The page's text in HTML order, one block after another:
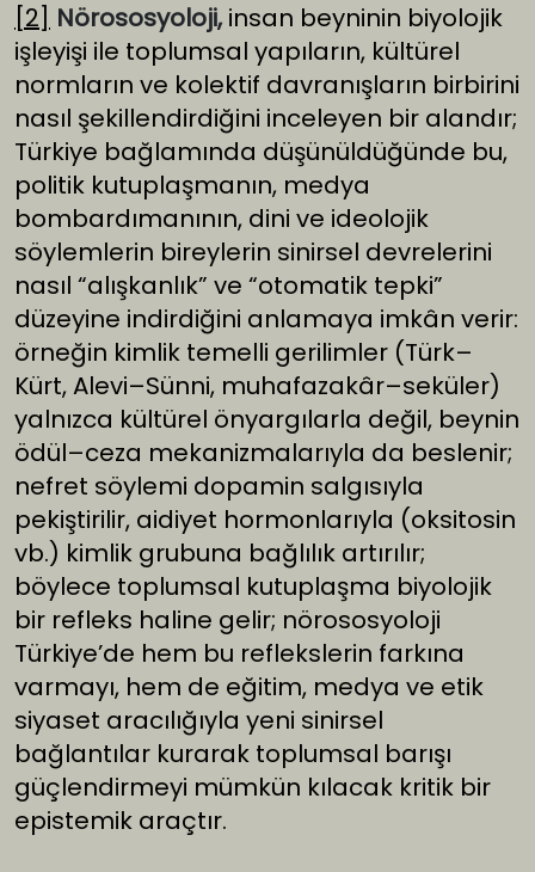
[2] Nörososyoloji, insan beyninin biyolojik
işleyişi ile toplumsal yapıların, kültürel
normların ve kolektif davranışların birbirini
nasıl şekillendirdiğini inceleyen bir alandır;
Türkiye bağlamında düşünüldüğünde bu,
politik kutuplaşmanın, medya
bombardımanının, dini ve ideolojik
söylemlerin bireylerin sinirsel devrelerini
nasıl “alışkanlık” ve “otomatik tepki”
düzeyine indirdiğini anlamaya imkân verir:
örneğin kimlik temelli gerilimler (Türk–
Kürt, Alevi–Sünni, muhafazakâr–seküler)
yalnızca kültürel önyargılarla değil, beynin
ödül–ceza mekanizmalarıyla da beslenir;
nefret söylemi dopamin salgısıyla
pekiştirilir, aidiyet hormonlarıyla (oksitosin
vb.) kimlik grubuna bağlılık artırılır;
böylece toplumsal kutuplaşma biyolojik
bir refleks haline gelir; nörososyoloji
Türkiye’de hem bu reflekslerin farkına
varmayı, hem de eğitim, medya ve etik
siyaset aracılığıyla yeni sinirsel
bağlantılar kurarak toplumsal barışı
güçlendirmeyi mümkün kılacak kritik bir
epistemik araçtır.